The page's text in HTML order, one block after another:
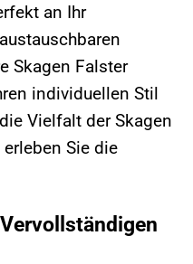
an Ihr
Skagen Falster
individuellen Stil
Vielfalt der Skagen
Sie die